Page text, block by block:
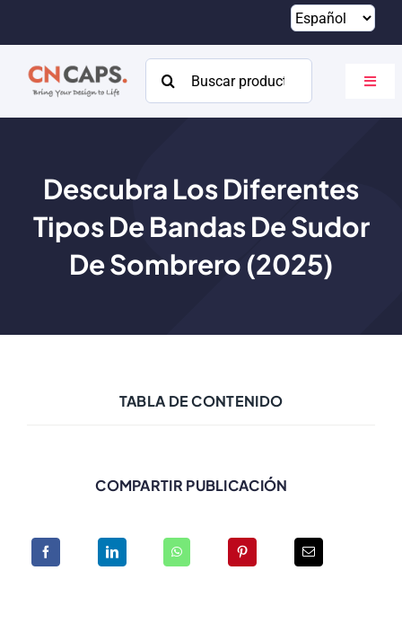
contenido
Buscar:
Costumbre
Catalogar
Acerca de
Descubra Los Diferentes
Tipos De Bandas De Sudor
De Sombrero (2025)
TABLA DE CONTENIDO
COMPARTIR PUBLICACIÓN